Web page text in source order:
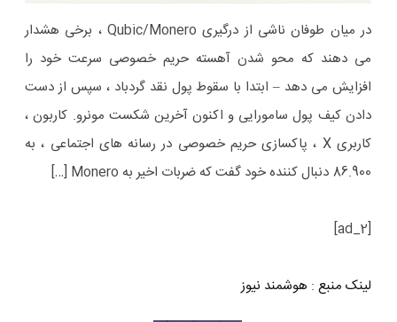
در میان طوفان ناشی از درگیری Qubic/Monero ، برخی هشدار
می دهند که محو شدن آهسته حریم خصوصی سرعت خود را
افزایش می دهد – ابتدا با سقوط پول نقد گردباد ، سپس از دست
دادن کیف پول سامورایی و اکنون آخرین شکست مونرو. کاربون ،
کاربری X ، پاکسازی حریم خصوصی در رسانه های اجتماعی ، به
86.900 دنبال کننده خود گفت که ضربات اخیر به Monero […]
[ad_2]
لینک منبع : هوشمند نیوز